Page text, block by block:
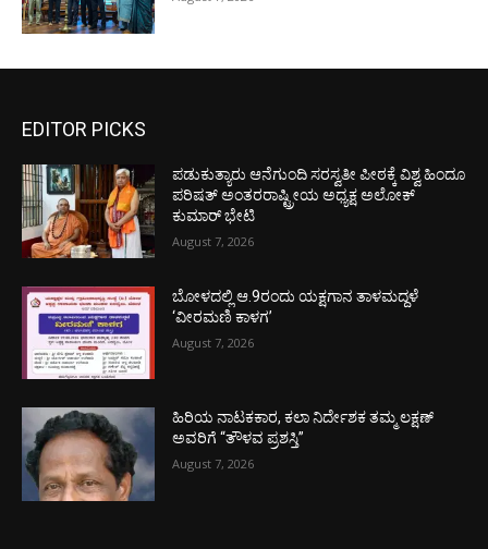
EDITOR PICKS
ಪಡುಕುತ್ಯಾರು ಆನೆಗುಂದಿ ಸರಸ್ವತೀ ಪೀಠಕ್ಕೆ ವಿಶ್ವ ಹಿಂದೂ
ಪರಿಷತ್ ಅಂತರರಾಷ್ಟ್ರೀಯ ಅಧ್ಯಕ್ಷ ಅಲೋಕ್
ಕುಮಾರ್ ಭೇಟಿ
August 7, 2026
ಬೋಳದಲ್ಲಿ ಆ.9ರಂದು ಯಕ್ಷಗಾನ ತಾಳಮದ್ದಳೆ
‘ವೀರಮಣಿ ಕಾಳಗ’
August 7, 2026
ಹಿರಿಯ ನಾಟಕಕಾರ, ಕಲಾ ನಿರ್ದೇಶಕ ತಮ್ಮ ಲಕ್ಷಣ್
ಅವರಿಗೆ “ತೌಳವ ಪ್ರಶಸ್ತಿ”
August 7, 2026